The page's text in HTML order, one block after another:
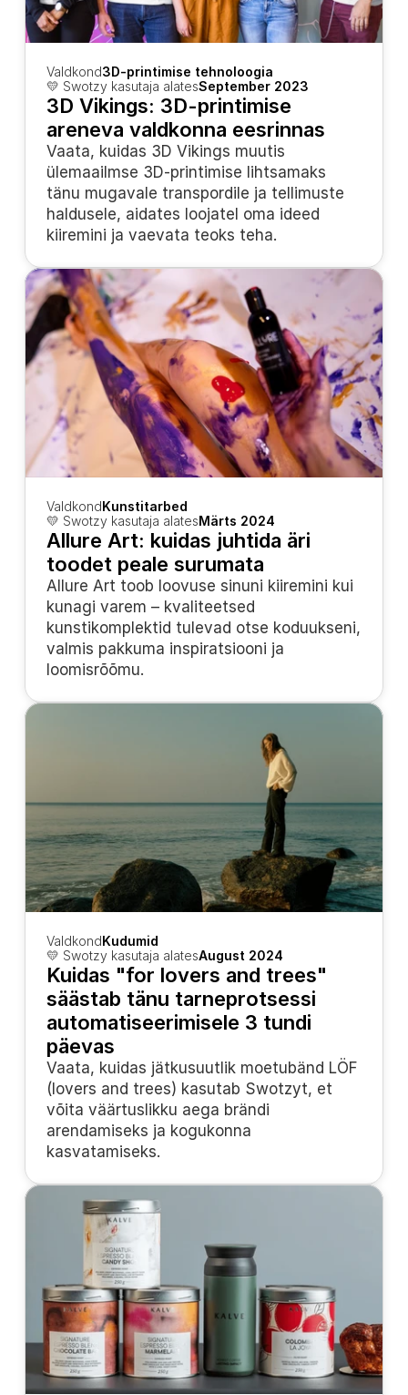
Valdkond3D-printimise tehnoloogia
💛 Swotzy kasutaja alatesSeptember 2023
3D Vikings: 3D-printimise
areneva valdkonna eesrinnas
Vaata, kuidas 3D Vikings muutis
ülemaailmse 3D-printimise lihtsamaks
tänu mugavale transpordile ja tellimuste
haldusele, aidates loojatel oma ideed
kiiremini ja vaevata teoks teha.
ValdkondKunstitarbed
💛 Swotzy kasutaja alatesMärts 2024
Allure Art: kuidas juhtida äri
toodet peale surumata
Allure Art toob loovuse sinuni kiiremini kui
kunagi varem – kvaliteetsed
kunstikomplektid tulevad otse koduukseni,
valmis pakkuma inspiratsiooni ja
loomisrõõmu.
ValdkondKudumid
💛 Swotzy kasutaja alatesAugust 2024
Kuidas "for lovers and trees"
säästab tänu tarneprotsessi
automatiseerimisele 3 tundi
päevas
Vaata, kuidas jätkusuutlik moetubänd LÖF
(lovers and trees) kasutab Swotzyt, et
võita väärtuslikku aega brändi
arendamiseks ja kogukonna
kasvatamiseks.